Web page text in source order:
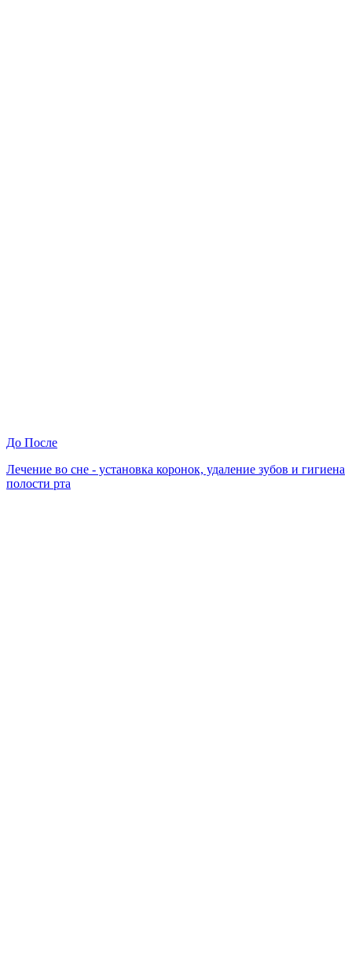
До После
Лечение во сне - установка коронок, удаление зубов и гигиена
полости рта